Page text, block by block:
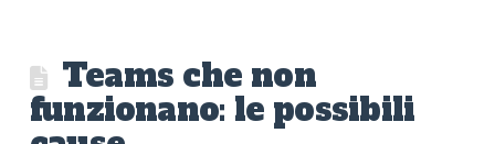
Teams che non
funzionano: le possibili